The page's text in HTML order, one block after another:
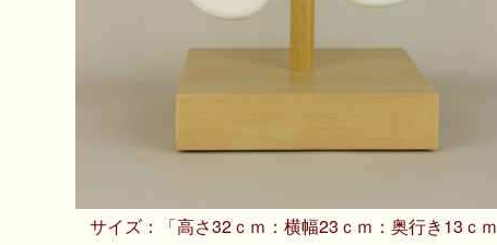
サイズ：「高さ32ｃｍ：横幅23ｃｍ：奥行き13ｃｍ